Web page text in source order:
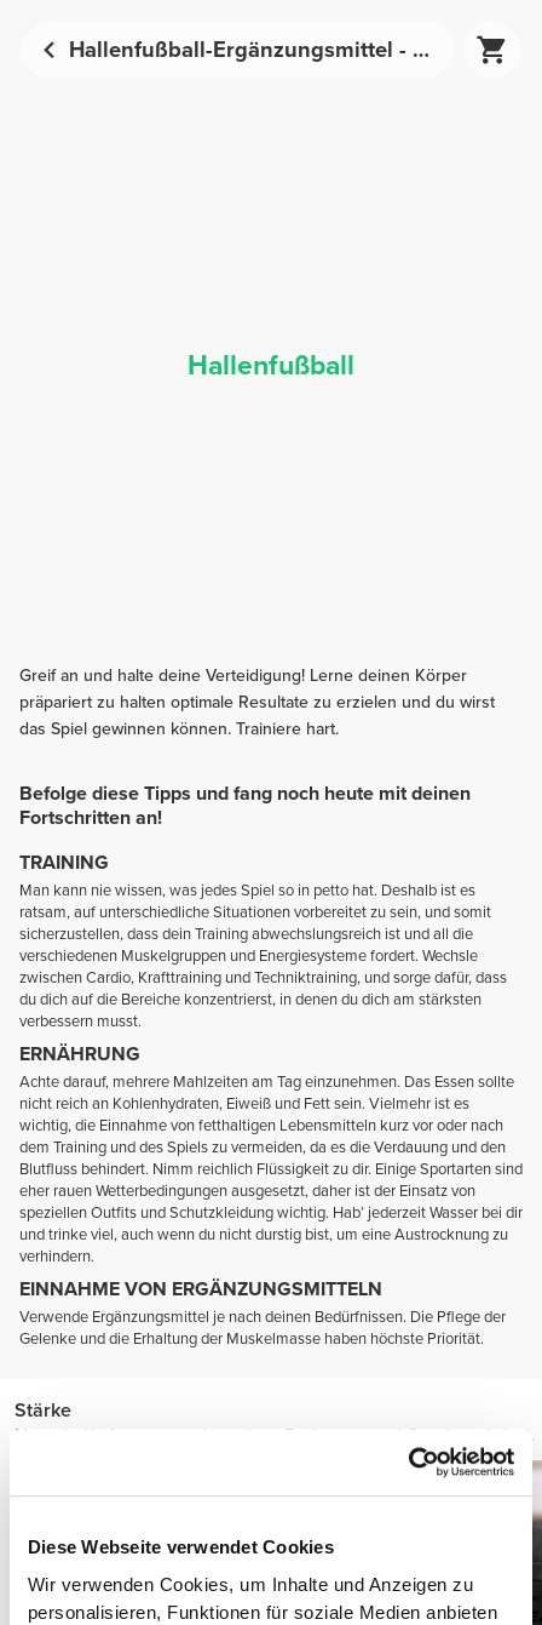
Diese Webseite verwendet Cookies
Wir verwenden Cookies, um Inhalte und Anzeigen zu
personalisieren, Funktionen für soziale Medien anbieten
Hallenfußball-Ergänzungsmittel - Sporternährung | Prozis
Hallenfußball
Greif an und halte deine Verteidigung! Lerne deinen Körper
präpariert zu halten optimale Resultate zu erzielen und du wirst
das Spiel gewinnen können. Trainiere hart.
Befolge diese Tipps und fang noch heute mit deinen
Fortschritten an!
TRAINING
Man kann nie wissen, was jedes Spiel so in petto hat. Deshalb ist es
ratsam, auf unterschiedliche Situationen vorbereitet zu sein, und somit
sicherzustellen, dass dein Training abwechslungsreich ist und all die
verschiedenen Muskelgruppen und Energiesysteme fordert. Wechsle
zwischen Cardio, Krafttraining und Techniktraining, und sorge dafür, dass
du dich auf die Bereiche konzentrierst, in denen du dich am stärksten
verbessern musst.
ERNÄHRUNG
Achte darauf, mehrere Mahlzeiten am Tag einzunehmen. Das Essen sollte
nicht reich an Kohlenhydraten, Eiweiß und Fett sein. Vielmehr ist es
wichtig, die Einnahme von fetthaltigen Lebensmitteln kurz vor oder nach
dem Training und des Spiels zu vermeiden, da es die Verdauung und den
Blutfluss behindert. Nimm reichlich Flüssigkeit zu dir. Einige Sportarten sind
eher rauen Wetterbedingungen ausgesetzt, daher ist der Einsatz von
speziellen Outfits und Schutzkleidung wichtig. Hab’ jederzeit Wasser bei dir
und trinke viel, auch wenn du nicht durstig bist, um eine Austrocknung zu
verhindern.
EINNAHME VON ERGÄNZUNGSMITTELN
Verwende Ergänzungsmittel je nach deinen Bedürfnissen. Die Pflege der
Gelenke und die Erhaltung der Muskelmasse haben höchste Priorität.
Stärke
Mit mehr Kraft gewinnst du auch an Explosivität und Geschwindigkeit.